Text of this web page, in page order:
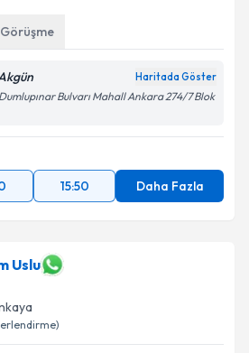
kabul ediyorum.
Talebini Gönder
Haritada Göster
Bulvarı Mahall Ankara 274/7 Blok
15:50 Daha Fazla
Uslu